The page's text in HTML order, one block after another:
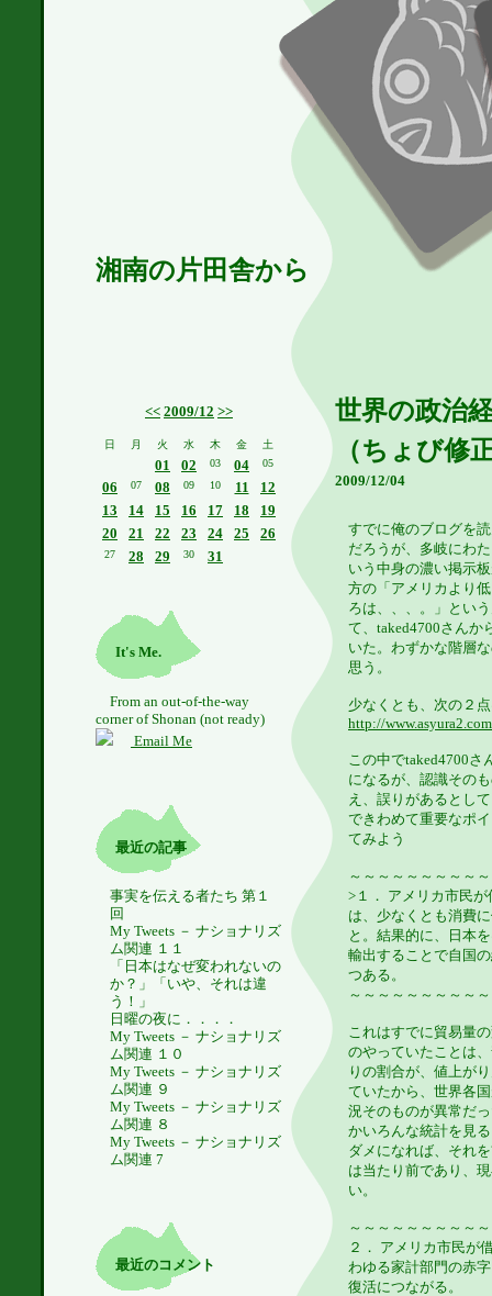
湘南の片田舎から
<< 2009/12 >>
日 月 火 水 木 金 土
01 02 03 04 05
06 07 08 09 10 11
12
13
14 15 16 17 18
19
20
21 22 23 24 25 26
27 28 29 30 31
It's Me.
From an out-of-the-way
corner of Shonan (not ready)
Email Me
最近の記事
事実を伝える者たち 第１
回
My Tweets － ナショナリズ
ム関連 １１
「日本はなぜ変われないの
か？」「いや、それは違
う！」
日曜の夜に．．．．
My Tweets － ナショナリズ
ム関連 １０
My Tweets － ナショナリズ
ム関連 ９
My Tweets － ナショナリズ
ム関連 ８
My Tweets － ナショナリズ
ム関連 7
最近のコメント
世界の政治
（ちょび修
2009/12/04
すでに俺のブログを
だろうが、多岐にわ
いう中身の濃い掲示
方の「アメリカより
ろは、、、。」とい
て、taked4700さんか
いた。わずかな階層
思う。
少なくとも、次の２
http://
この中でtaked4700
になるが、認識その
え、誤りがあるとし
できわめて重要なポ
てみよう
～～～～～～～～～
>１． アメリカ市民
は、少なくとも消費
と。結果的に、日本
輸出することで自国
つある。
～～～～～～～～～
これはすでに貿易量
のやっていたことは
りの割合が、値上が
ていたから、世界各
況そのものが異常だ
かいろんな統計を見
ダメになれば、それ
は当たり前であり、
い。
～～～～～～～～～
２． アメリカ市民が
わゆる家計部門の赤
復活につながる。